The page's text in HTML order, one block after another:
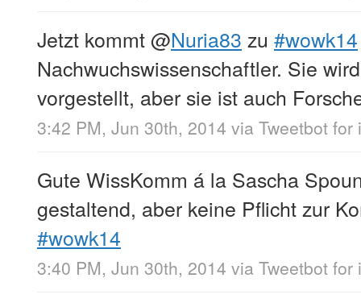
Jetzt kommt@Nuria83 zu #wowk14
Nachwuchswissenschaftler. Sie
vorgestellt, aber sie ist auch
3:42 PM, Jun 30th, 2014 via Tweetbot for
Gute WissKomm á la Sascha
gestaltend, aber keine Pflicht zur
#wowk14
3:40 PM, Jun 30th, 2014 via Tweetbot for